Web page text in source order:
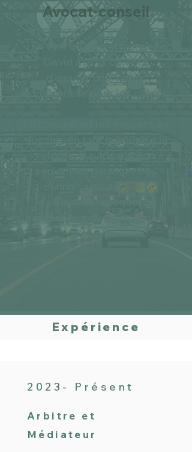
Avocat-conseil
En tant qu’avocat-conseil,
David a pour objectif
d’ajouter une valeur
additionnelle pour les clients.
dossier, en tant que juge à la
retraite, David peut non
seulement partager ses
également expliquer la
perspective du point de vue
d’un juge.
Expérience
2023- Présent
Arbitre et
Médiateur